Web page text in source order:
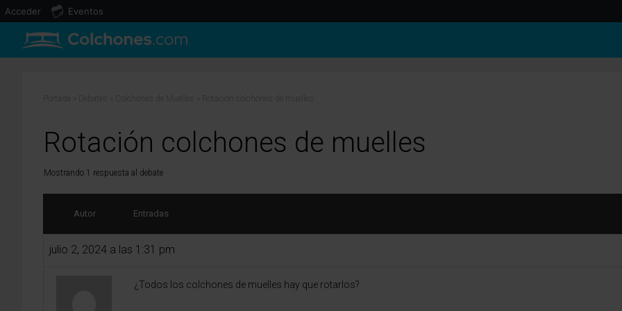
Rotación colchones de muelles
Mostrando 1 respuesta al debate
Autor Entradas
julio 2, 2024 a las 1:31 pm
¿Todos los colchones de muelles hay que rotarlos?
Acceder Eventos